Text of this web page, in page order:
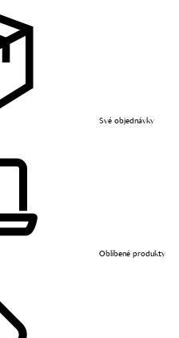
Své objednávky
Oblíbené produkty